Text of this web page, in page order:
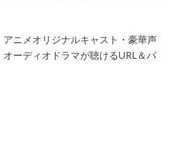
ニメオリジナルキャスト・豪華声
ーディオドラマが聴けるURL＆パ